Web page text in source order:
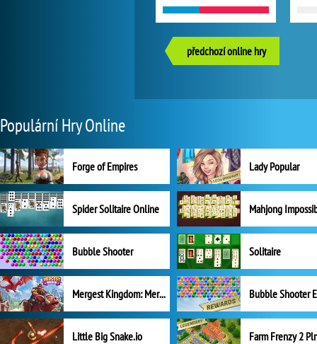
předchozí online hry
Populární Hry Online
Forge of Empires Lady Popular
Spider Solitaire Online Mahjong
Bubble Shooter Solitaire
Mergest Kingdom: Merge Puzzle
Little Big Snake.io